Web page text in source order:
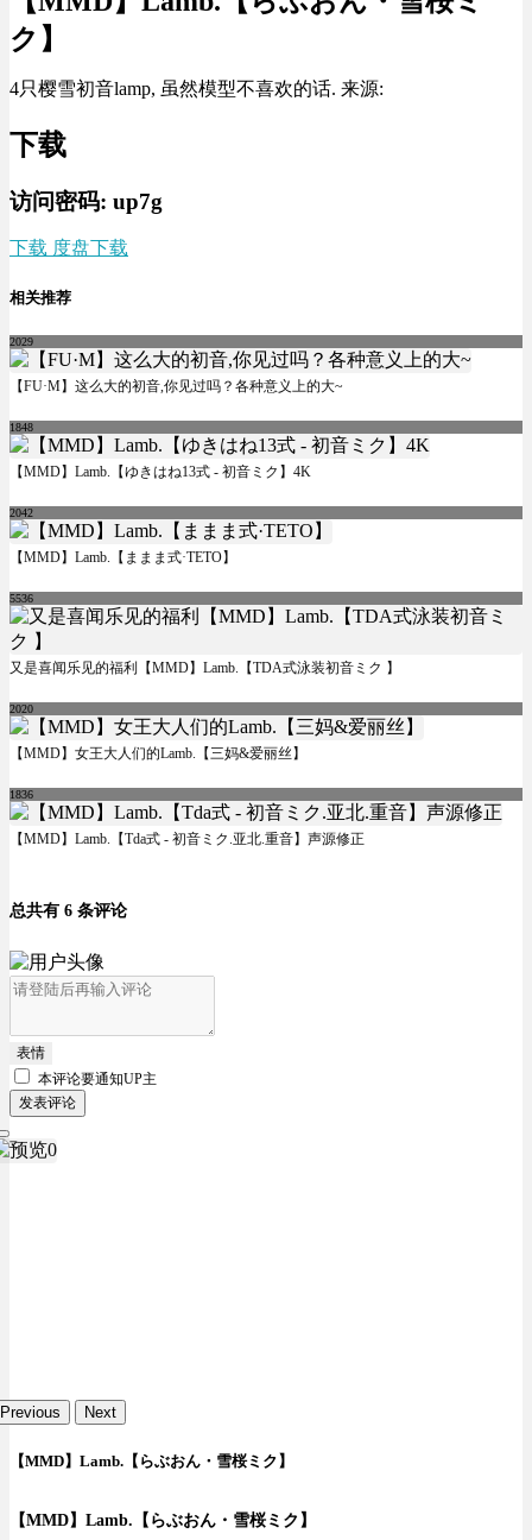
ク】
4只樱雪初音lamp, 虽然模型不喜欢的话. 来源:
下载
访问密码: up7g
下载 度盘下载
相关推荐
2029
【FU·M】这么大的初音,你见过吗？各种意义上的大~
1848
【MMD】Lamb.【ゆきはね13式 - 初音ミク】4K
2042
【MMD】Lamb.【ままま式·TETO】
5536
又是喜闻乐见的福利【MMD】Lamb.【TDA式泳装初音ミク 】
2020
【MMD】女王大人们的Lamb.【三妈&爱丽丝】
1836
【MMD】Lamb.【Tda式 - 初音ミク.亚北.重音】声源修正
总共有 6 条评论
表情
本评论要通知UP主
发表评论
Previous Next
【MMD】Lamb.【らぶおん・雪桜ミク】
【MMD】Lamb.【らぶおん・雪桜ミク】